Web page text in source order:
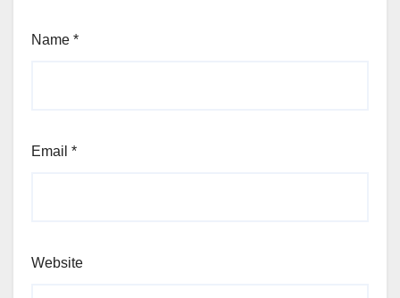
Name *
Email *
Website